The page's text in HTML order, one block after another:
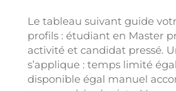
Le tableau suivant guide
profils : étudiant en Master
activité et candidat pressé.
s’applique : temps limité
disponible égal manuel